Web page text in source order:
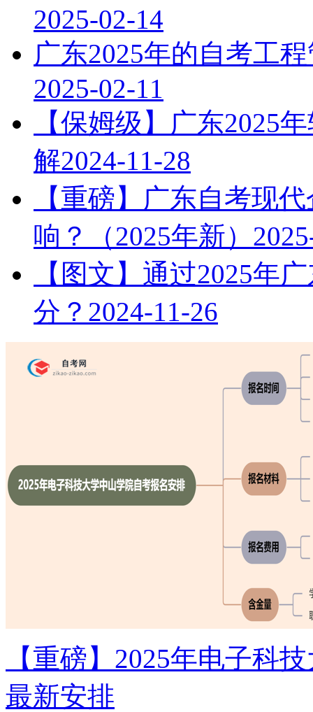
2025-02-14
广东2025年的自考工
2025-02-11
【保姆级】广东2025
解2024-11-28
【重磅】广东自考现
响？（2025年新）
【图文】通过2025年
分？ 2024-11-26
【重磅】2025年电子科
最新安排